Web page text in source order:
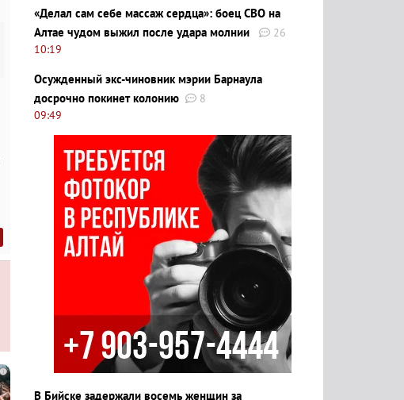
i
«Делал сам себе массаж сердца»: боец СВО на
Алтае чудом выжил после удара молнии
26
10:19
Осужденный экс-чиновник мэрии Барнаула
досрочно покинет колонию
8
09:49
В Бийске задержали восемь женщин за